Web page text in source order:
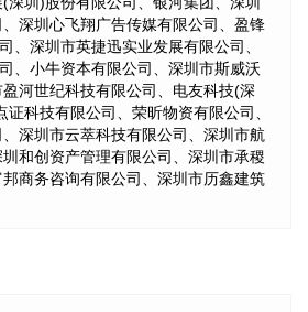
深圳心飞翔广告传媒有限公司、盈锋
、深圳市英捷迅实业发展有限公司、
、小牛资本有限公司、深圳市斯威沃
河世纪科技有限公司、电友科技(深
科技有限公司、荣昕物资有限公司、
深圳市云萃科技有限公司、深圳市航
和创资产管理有限公司、深圳市承稷
商务咨询有限公司、深圳市历鑫建筑